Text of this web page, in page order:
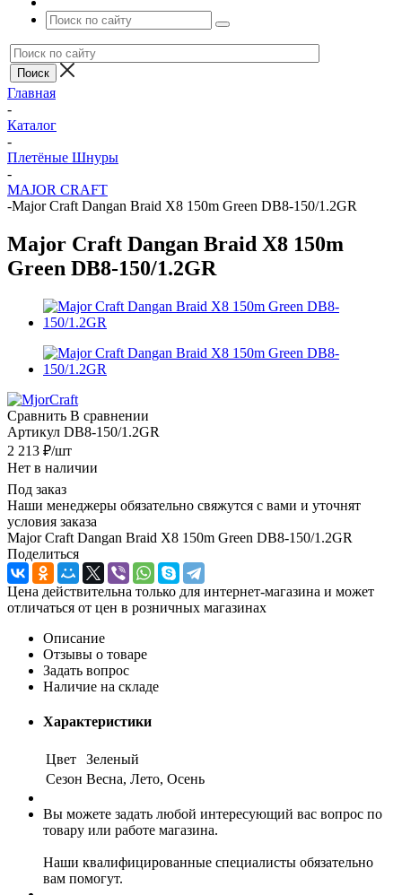
Главная
-
Каталог
-
Плетёные Шнуры
-
MAJOR CRAFT
-Major Craft Dangan Braid X8 150m Green DB8-150/1.2GR
Major Craft Dangan Braid X8 150m
Green DB8-150/1.2GR
Сравнить В сравнении
Артикул DB8-150/1.2GR
2 213 ₽/шт
Нет в наличии
Под заказ
Наши менеджеры обязательно свяжутся с вами и уточнят
условия заказа
Major Craft Dangan Braid X8 150m Green DB8-150/1.2GR
Поделиться
Цена действительна только для интернет-магазина и может
отличаться от цен в розничных магазинах
Описание
Отзывы о товаре
Задать вопрос
Наличие на складе
Характеристики
Цвет
Зеленый
Сезон Весна, Лето, Осень
Вы можете задать любой интересующий вас вопрос по
товару или работе магазина.
Наши квалифицированные специалисты обязательно
вам помогут.